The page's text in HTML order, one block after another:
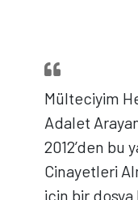
Mülteciyim
Adalet
2012’den bu
Cinayetleri
için bir dosya